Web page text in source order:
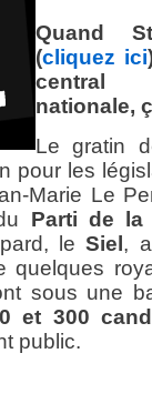
Quand
(cliquez ici
central
nationale,
Le gratin
pour les
Marie Le
Parti de la
leSiel ,
quelques
sous une
et 300
public.